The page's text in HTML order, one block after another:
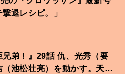
退レシピ。」
兄弟！』29話 仇、光秀（要
（池松壮亮）を動かす。天下